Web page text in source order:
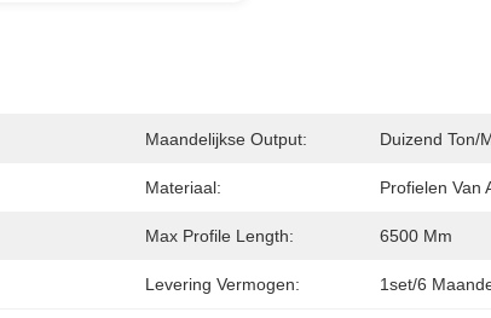
Maandelijkse Output: Duizend Ton/
Materiaal: Profielen Van
Max Profile Length: 6500 Mm
Levering Vermogen: 1set/6